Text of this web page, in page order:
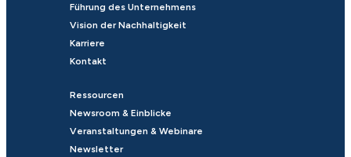
Führung des Unternehmens
Vision der Nachhaltigkeit
Karriere
Kontakt
Ressourcen
Newsroom & Einblicke
Veranstaltungen & Webinare
Newsletter